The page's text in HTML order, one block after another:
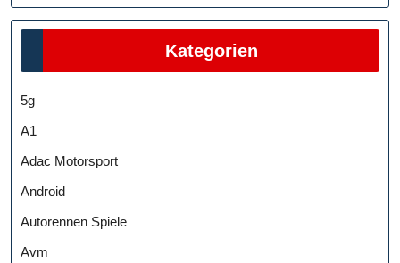
Kategorien
5g
A1
Adac Motorsport
Android
Autorennen Spiele
Avm